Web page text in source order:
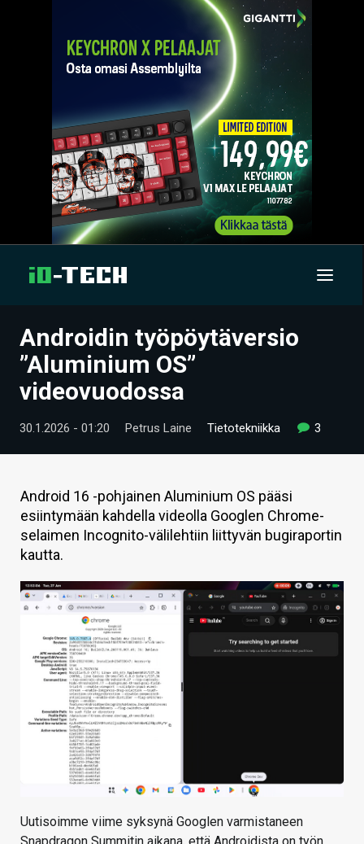
UUTISET
ARTIKKELIT
VIDEOT
TECHBBS
TIETOA
HINTA.FI
KAUPPA
VAIHDA TEEMA
HAKU
Androidin työpöytäversio
”Aluminium OS”
videovuodossa
30.1.2026 - 01:20 Petrus Laine Tietotekniikka 3
Android 16 -pohjainen Aluminium OS pääsi
esiintymään kahdella videolla Googlen Chrome-
selaimen Incognito-välilehtiin liittyvän bugiraportin
kautta.
Uutisoimme viime syksynä Googlen varmistaneen